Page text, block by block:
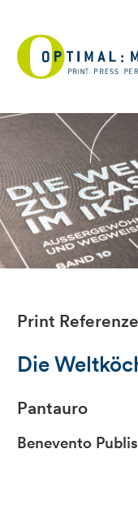
Print
Die
Pantauro
Benevento